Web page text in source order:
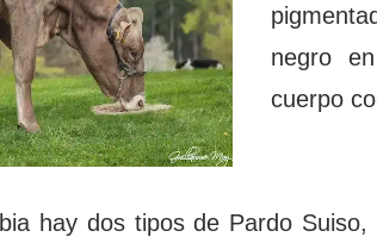
negro
cuerpo
hay dos tipos de Pardo